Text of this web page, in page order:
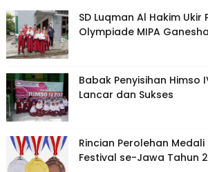
SD Luqman Al Hakim Ukir
Olympiade MIPA
Babak Penyisihan Himso
Lancar dan Sukses
Rincian Perolehan
Festival se-Jawa Tahun